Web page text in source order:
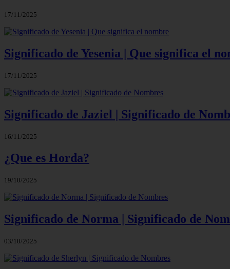
17/11/2025
Significado de Yesenia | Que significa el
17/11/2025
Significado de Jaziel | Significado de
16/11/2025
¿Que es Horda?
19/10/2025
Significado de Norma | Significado de
03/10/2025